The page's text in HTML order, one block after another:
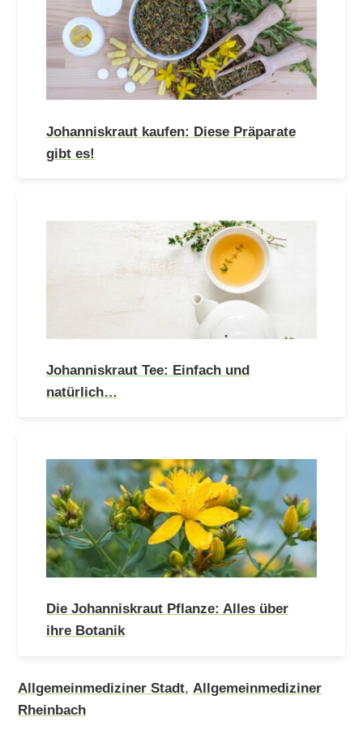
Johanniskraut kaufen: Diese Präparate
gibt es!
Johanniskraut Tee: Einfach und
natürlich…
Die Johanniskraut Pflanze: Alles über
ihre Botanik
Allgemeinmediziner Stadt, Allgemeinmediziner
Rheinbach